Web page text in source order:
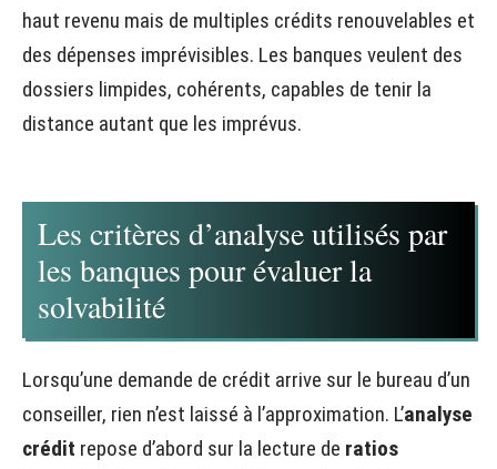
haut revenu mais de multiples crédits renouvelables et
des dépenses imprévisibles. Les banques veulent des
dossiers limpides, cohérents, capables de tenir la
distance autant que les imprévus.
Les critères d’analyse utilisés par
les banques pour évaluer la
solvabilité
Lorsqu’une demande de crédit arrive sur le bureau d’un
conseiller, rien n’est laissé à l’approximation. L’analyse
crédit repose d’abord sur la lecture de ratios